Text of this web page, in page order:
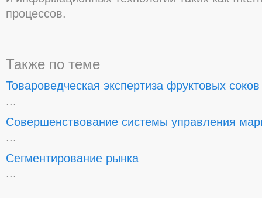
процессов.
Также по теме
Товароведческая экспертиза фруктовых соков
...
Совершенствование системы управления
...
Сегментирование рынка
...